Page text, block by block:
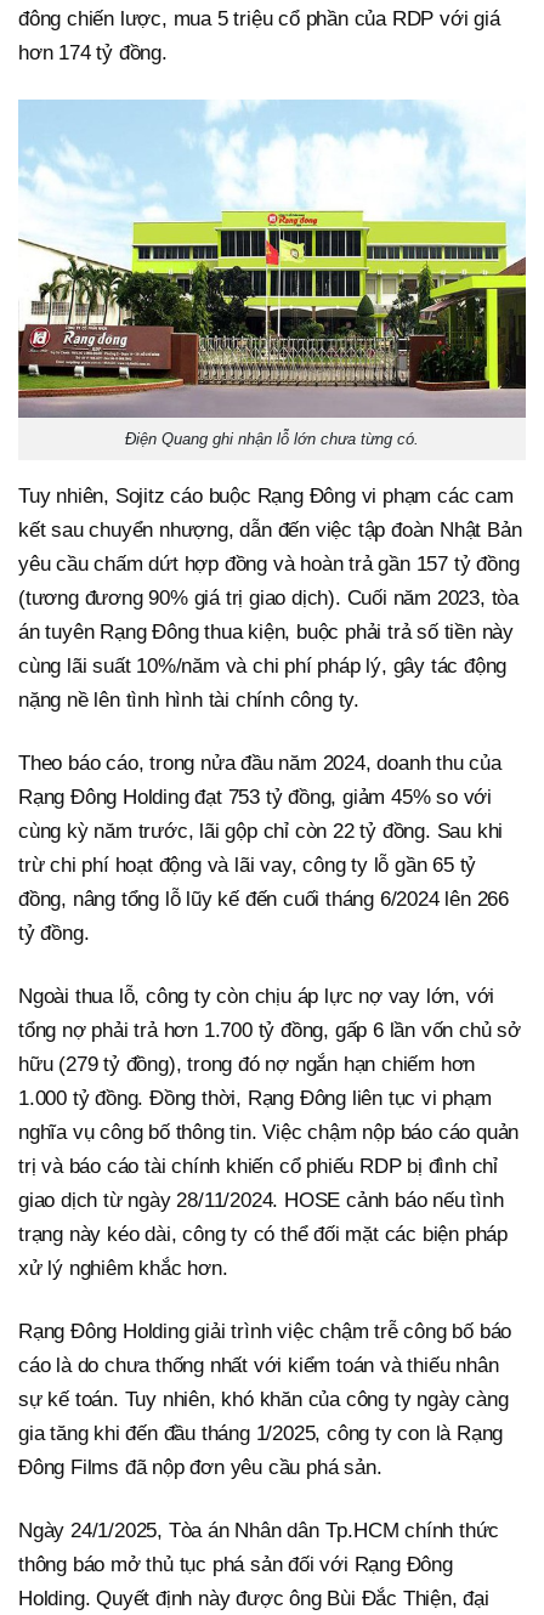
đông chiến lược, mua 5 triệu cổ phần của RDP với giá
hơn 174 tỷ đồng.
Điện Quang ghi nhận lỗ lớn chưa từng có.
Tuy nhiên, Sojitz cáo buộc Rạng Đông vi phạm các cam
kết sau chuyển nhượng, dẫn đến việc tập đoàn Nhật Bản
yêu cầu chấm dứt hợp đồng và hoàn trả gần 157 tỷ đồng
(tương đương 90% giá trị giao dịch). Cuối năm 2023, tòa
án tuyên Rạng Đông thua kiện, buộc phải trả số tiền này
cùng lãi suất 10%/năm và chi phí pháp lý, gây tác động
nặng nề lên tình hình tài chính công ty.
Theo báo cáo, trong nửa đầu năm 2024, doanh thu của
Rạng Đông Holding đạt 753 tỷ đồng, giảm 45% so với
cùng kỳ năm trước, lãi gộp chỉ còn 22 tỷ đồng. Sau khi
trừ chi phí hoạt động và lãi vay, công ty lỗ gần 65 tỷ
đồng, nâng tổng lỗ lũy kế đến cuối tháng 6/2024 lên 266
tỷ đồng.
Ngoài thua lỗ, công ty còn chịu áp lực nợ vay lớn, với
tổng nợ phải trả hơn 1.700 tỷ đồng, gấp 6 lần vốn chủ sở
hữu (279 tỷ đồng), trong đó nợ ngắn hạn chiếm hơn
1.000 tỷ đồng. Đồng thời, Rạng Đông liên tục vi phạm
nghĩa vụ công bố thông tin. Việc chậm nộp báo cáo quản
trị và báo cáo tài chính khiến cổ phiếu RDP bị đình chỉ
giao dịch từ ngày 28/11/2024. HOSE cảnh báo nếu tình
trạng này kéo dài, công ty có thể đối mặt các biện pháp
xử lý nghiêm khắc hơn.
Rạng Đông Holding giải trình việc chậm trễ công bố báo
cáo là do chưa thống nhất với kiểm toán và thiếu nhân
sự kế toán. Tuy nhiên, khó khăn của công ty ngày càng
gia tăng khi đến đầu tháng 1/2025, công ty con là Rạng
Đông Films đã nộp đơn yêu cầu phá sản.
Ngày 24/1/2025, Tòa án Nhân dân Tp.HCM chính thức
thông báo mở thủ tục phá sản đối với Rạng Đông
Holding. Quyết định này được ông Bùi Đắc Thiện, đại